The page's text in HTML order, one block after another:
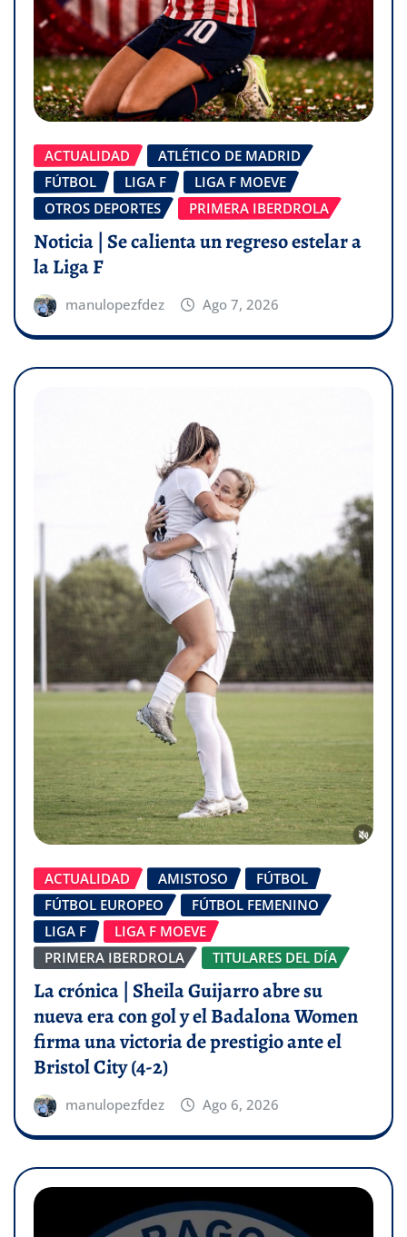
ACTUALIDAD
ATLÉTICO DE MADRID
FÚTBOL
LIGA F
LIGA F MOEVE
OTROS DEPORTES
PRIMERA IBERDROLA
Noticia | Se calienta un regreso estelar a
la Liga F
manulopezfdez Ago 7, 2026
ACTUALIDAD AMISTOSO
FÚTBOL
FÚTBOL EUROPEO
FÚTBOL FEMENINO
LIGA F
LIGA F MOEVE
PRIMERA IBERDROLA
TITULARES DEL DÍA
La crónica | Sheila Guijarro abre su
nueva era con gol y el Badalona Women
firma una victoria de prestigio ante el
Bristol City (4-2)
manulopezfdez Ago 6, 2026